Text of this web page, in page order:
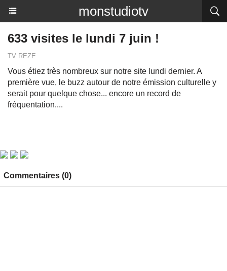
monstudiotv
633 visites le lundi 7 juin !
TV REZE
Vous étiez très nombreux sur notre site lundi dernier. A
première vue, le buzz autour de notre émission culturelle y
serait pour quelque chose... encore un record de
fréquentation....
Commentaires (0)